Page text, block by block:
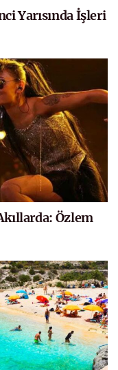
Yarısında İşleri
Özlem